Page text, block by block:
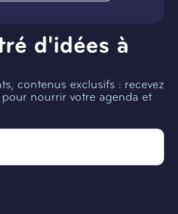
d'idées à
contenus exclusifs : recevez
nourrir votre agenda et